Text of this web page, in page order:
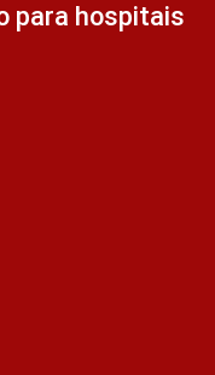
para hospitais